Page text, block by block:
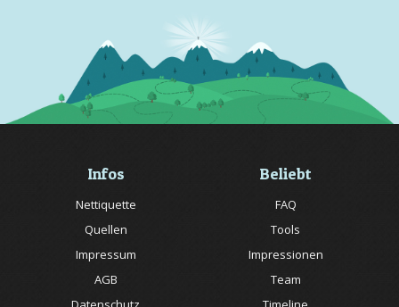
Infos
Nettiquette
Quellen
Impressum
AGB
Beliebt
FAQ
Tools
Impressionen
Team